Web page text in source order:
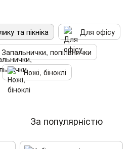
та пікніка
Для офісу
Запальнички, попільнички
Ножі, біноклі
За популярністю